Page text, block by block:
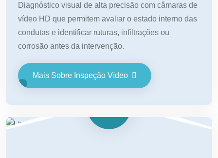
Diagnóstico visual de alta precisão com câmaras de
vídeo HD que permitem avaliar o estado interno das
condutas e identificar ruturas, infiltrações ou
corrosão antes da intervenção.
Mais Sobre Inspeção Vídeo